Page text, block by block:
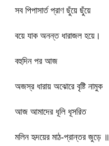
সব পিপাসার্ত প্রাণ ছুঁয়ে ছুঁয়ে
বয়ে যাক অনন্ত ধারাজল হয়ে।
বহুদিন পর আজ
অজস্র ধারায় অঝোরে বৃষ্টি নামুক
আজ আমাদের ধূলি ধূসরিত
মলিন হৃদয়ের মাঠ-প্রান্তর জুড়ে ॥